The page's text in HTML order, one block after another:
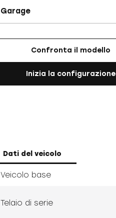
Garage
Confronta il modello
Inizia la configurazione
Dati del veicolo
Veicolo base
Telaio di serie